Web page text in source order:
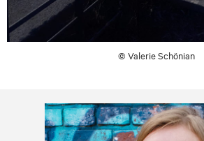
© Valerie Schönian